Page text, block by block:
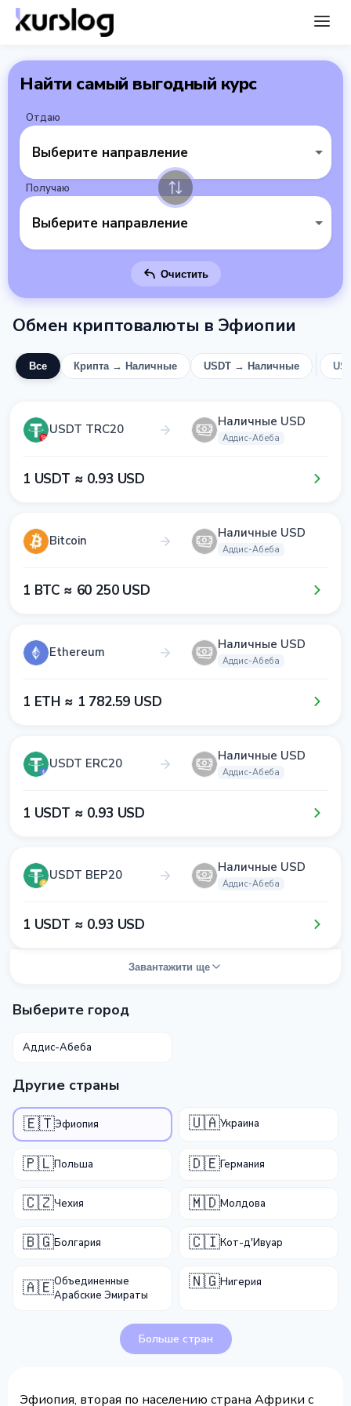
Найти самый выгодный курс
Отдаю
Выберите направление
Получаю
Выберите направление
Очистить
Обмен криптовалюты в Эфиопии
Все Крипта → Наличные USDT → Наличные
USDT TRC20 Наличные USD
Аддис-Абеба
1​ USDT ≈ 0​.9​3​ USD
Bitcoin Наличные USD
Аддис-Абеба
1​ BTC ≈ 6​0​ 2​5​0​ USD
Ethereum Наличные USD
Аддис-Абеба
1​ ETH ≈ 1​ 7​8​2​.5​9​ USD
USDT ERC20 Наличные USD
Аддис-Абеба
1​ USDT ≈ 0​.9​3​ USD
USDT BEP20 Наличные USD
Аддис-Абеба
1​ USDT ≈ 0​.9​3​ USD
Завантажити ще
Выберите город
Аддис-Абеба
Другие страны
🇪🇹Эфиопия 🇺🇦Украина
🇵🇱Польша 🇩🇪Германия
🇨🇿Чехия 🇲🇩Молдова
🇧🇬Болгария 🇨🇮Кот-д'Ивуар
🇦🇪Объединенные
Арабские Эмираты
🇳🇬Нигерия
Больше стран
Эфиопия, вторая по населению страна Африки с